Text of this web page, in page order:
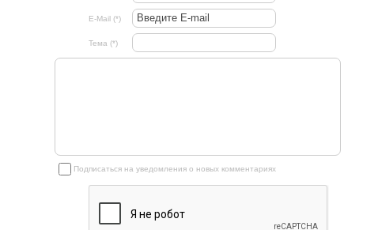
E-Mail (*)
Тема (*)
Подписаться на уведомления о новых комментариях